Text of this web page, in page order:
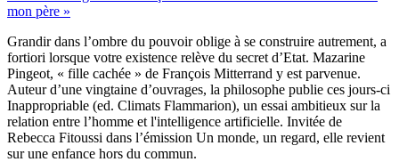
mon père »
Grandir dans l’ombre du pouvoir oblige à se construire autrement, a
fortiori lorsque votre existence relève du secret d’Etat. Mazarine
Pingeot, « fille cachée » de François Mitterrand y est parvenue.
Auteur d’une vingtaine d’ouvrages, la philosophe publie ces jours-ci
Inappropriable (ed. Climats Flammarion), un essai ambitieux sur la
relation entre l’homme et l'intelligence artificielle. Invitée de
Rebecca Fitoussi dans l’émission Un monde, un regard, elle revient
sur une enfance hors du commun.